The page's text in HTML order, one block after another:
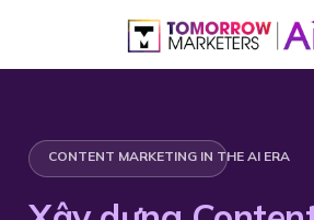
CONTENT MARKETING IN THE AI ERA